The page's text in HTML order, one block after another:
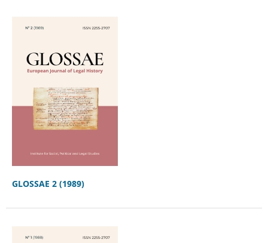
GLOSSAE 2 (1989)